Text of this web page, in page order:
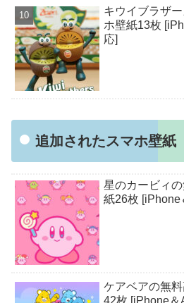
キウイブラザ
ホ壁紙13枚
応]
追加されたスマホ壁紙
星のカービィ
紙26枚 [iPhone
ケアベアの無
42枚 [iPhone＆